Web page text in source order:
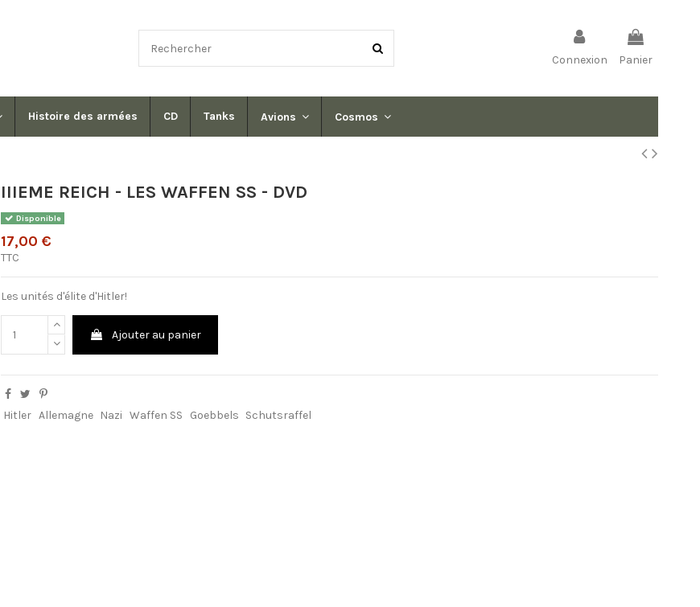
Connexion Panier
Histoire des armées CD Tanks Avions Cosmos
IIIEME REICH - LES WAFFEN SS - DVD
Disponible
17,00 €
TTC
Les unités d'élite d'Hitler!
Ajouter au panier
Hitler Allemagne Nazi Waffen SS Goebbels Schutsraffel